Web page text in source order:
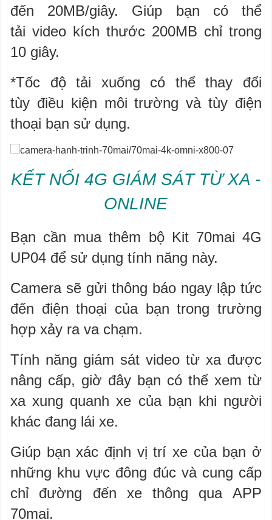
đến 20MB/giây. Giúp bạn có thể
tải video kích thước 200MB chỉ trong
10 giây. ​
*Tốc độ tải xuống có thể thay đổi
tùy điều kiện môi trường và tùy điện
thoại bạn sử dụng.​
KẾT NỐI 4G GIÁM SÁT TỪ XA -
ONLINE
Bạn cần mua thêm bộ Kit 70mai 4G
UP04 để sử dụng tính năng này.
Camera sẽ gửi thông báo ngay lập tức
đến điện thoại của bạn trong trường
hợp xảy ra va chạm.​
Tính năng giám sát video từ xa được
nâng cấp, giờ đây bạn có thể xem từ
xa xung quanh xe của bạn khi người
khác đang lái xe.
Giúp bạn xác định vị trí xe của bạn ở
những khu vực đông đúc và cung cấp
chỉ đường đến xe thông qua APP​
70mai.